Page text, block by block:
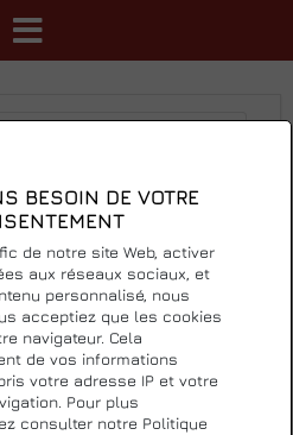
Réinitialiser
Afficher 36
de a à z
BESOIN DE VOTRE
de notre site Web, activer
aux réseaux sociaux, et
personnalisé, nous
acceptiez que les cookies
navigateur. Cela
de vos informations
votre adresse IP et votre
Pour plus
consulter notre Politique